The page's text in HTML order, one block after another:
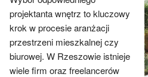
projektanta wnętrz to kluczowy
krok w procesie aranżacji
przestrzeni mieszkalnej czy
biurowej. W Rzeszowie istnieje
wiele firm oraz freelancerów